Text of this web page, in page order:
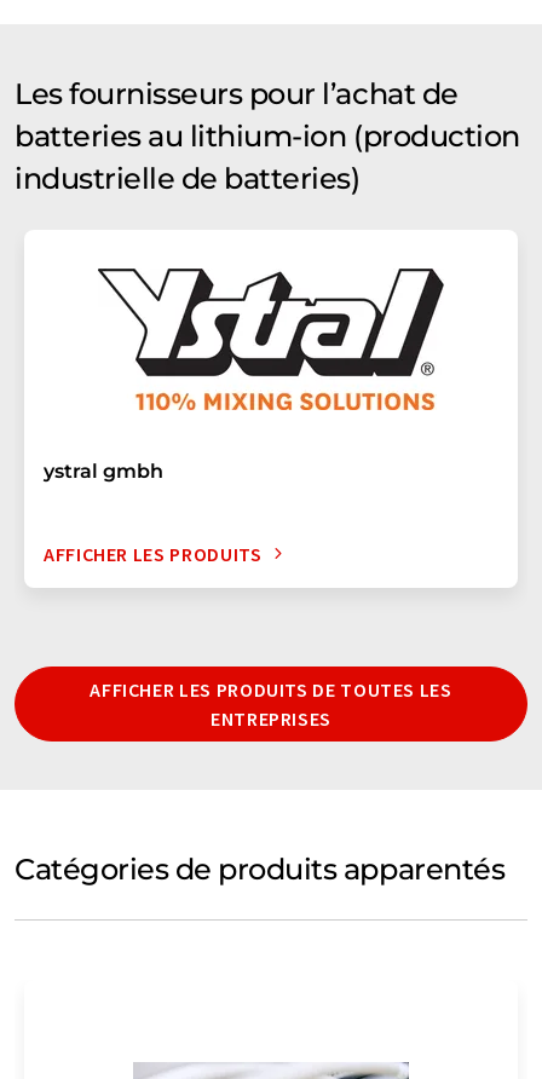
Les fournisseurs pour l’achat de
batteries au lithium-ion (production
industrielle de batteries)
ystral gmbh
AFFICHER LES PRODUITS
AFFICHER LES PRODUITS DE TOUTES LES
ENTREPRISES
Catégories de produits apparentés